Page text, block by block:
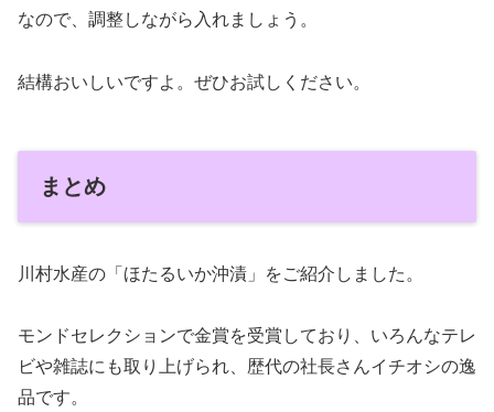
なので、調整しながら入れましょう。
結構おいしいですよ。ぜひお試しください。
まとめ
川村水産の「ほたるいか沖漬」をご紹介しました。
モンドセレクションで金賞を受賞しており、いろんなテレ
ビや雑誌にも取り上げられ、歴代の社長さんイチオシの逸
品です。